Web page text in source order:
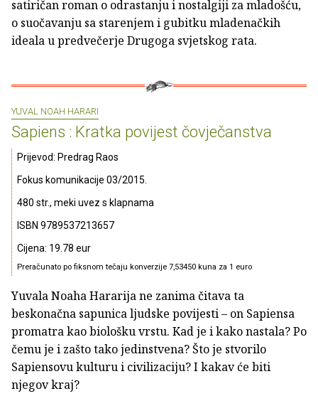
satiričan roman o odrastanju i nostalgiji za mladošću,
o suočavanju sa starenjem i gubitku mladenačkih
ideala u predvečerje Drugoga svjetskog rata.
YUVAL NOAH HARARI
Sapiens : Kratka povijest čovječanstva
Prijevod: Predrag Raos
Fokus komunikacije 03/2015.
480 str., meki uvez s klapnama
ISBN 9789537213657
Cijena: 19.78 eur
Preračunato po fiksnom tečaju konverzije 7,53450 kuna za 1 euro
Yuvala Noaha Hararija ne zanima čitava ta
beskonačna sapunica ljudske povijesti – on Sapiensa
promatra kao biološku vrstu. Kad je i kako nastala? Po
čemu je i zašto tako jedinstvena? Što je stvorilo
Sapiensovu kulturu i civilizaciju? I kakav će biti
njegov kraj?